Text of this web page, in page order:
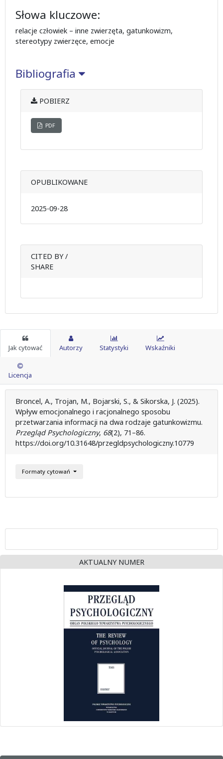
Słowa kluczowe:
relacje człowiek – inne zwierzęta, gatunkowizm,
stereotypy zwierzęce, emocje
Bibliografia
POBIERZ
PDF
OPUBLIKOWANE
2025-09-28
CITED BY /
SHARE
Jak cytować Autorzy Statystyki Wskaźniki
Licencja
Broncel, A., Trojan, M., Bojarski, S., & Sikorska, J. (2025).
Wpływ emocjonalnego i racjonalnego sposobu
przetwarzania informacji na dwa rodzaje gatunkowizmu.
Przegląd Psychologiczny, 68(2), 71–86.
https://doi.org/10.31648/przegldpsychologiczny.10779
Formaty cytowań
AKTUALNY NUMER